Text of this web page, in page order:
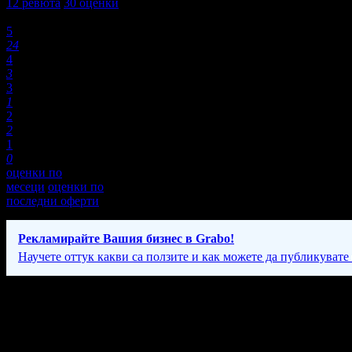
12 ревюта 30 оценки
5
24
4
3
3
1
2
2
1
0
оценки по
месеци оценки по
последни оферти
Рекламирайте Вашия бизнес в Grabo!
Научете оттук какви са ползите и как можете да публикувате